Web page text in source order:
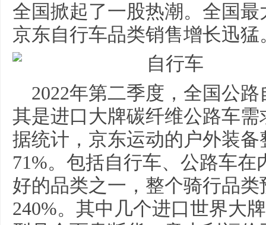
全国掀起了一股热潮。全国
京东自行车品类销售增长迅猛
2022年第二季度，全国公
其是进口大牌碳纤维公路车
据统计，京东运动的户外装
71%。包括自行车、公路车
好的品类之一，整个骑行品
240%。其中几个进口世界大